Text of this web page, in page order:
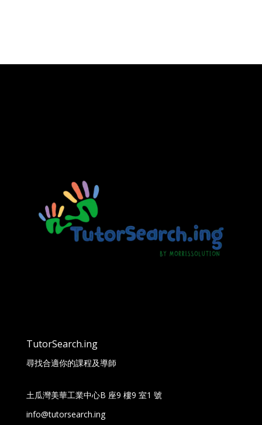
TutorSearch.ing
尋找合適你的課程及導師
土瓜灣美華工業中心B 座9 樓9 室1 號
info@tutorsearch.ing